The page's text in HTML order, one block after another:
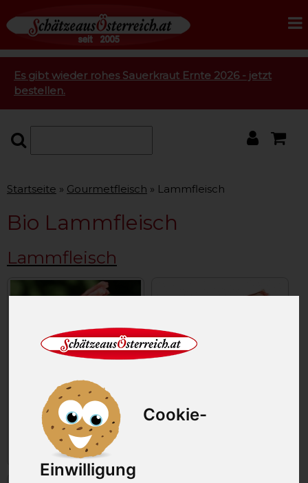
Cookie-
Einwilligung
Es gibt wieder rohes Sauerkraut Ernte 2026 - jetzt
bestellen.
Startseite Gourmetfleisch Lammfleisch
Bio Lammfleisch
Lammfleisch
Lammkrone ca 1,0 kg
93,26 € 93,26€/kg
in den Korb